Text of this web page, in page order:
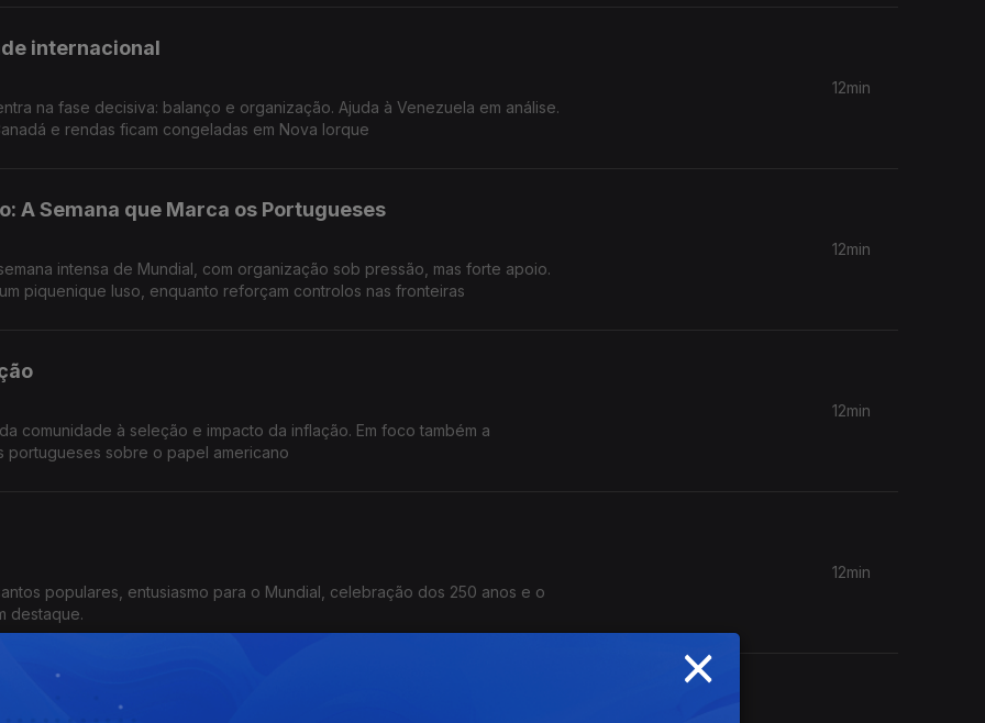
internacional
na fase decisiva: balanço e organização. Ajuda à Venezuela em análise.
e rendas ficam congeladas em Nova Iorque
12min
A Semana que Marca os Portugueses
intensa de Mundial, com organização sob pressão, mas forte apoio.
piquenique luso, enquanto reforçam controlos nas fronteiras
12min
comunidade à seleção e impacto da inflação. Em foco também a
portugueses sobre o papel americano
12min
populares, entusiasmo para o Mundial, celebração dos 250 anos e o
destaque.
12min
×